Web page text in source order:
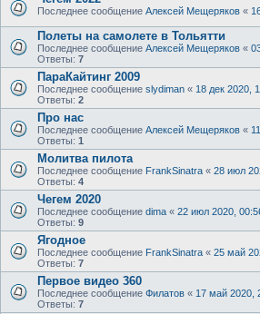
Последнее сообщение Алексей Мещеряков «
Полеты на самолете в Тольятти
Последнее сообщение Алексей Мещеряков «
Ответы: 7
ПараКайтинг 2009
Последнее сообщение slydiman « 18 дек 2020,
Ответы: 2
Про нас
Последнее сообщение Алексей Мещеряков «
Ответы: 1
Молитва пилота
Последнее сообщение FrankSinatra « 28 июл
Ответы: 4
Чегем 2020
Последнее сообщение dima « 22 июл 2020,
Ответы: 9
Ягодное
Последнее сообщение FrankSinatra « 25 май
Ответы: 7
Первое видео 360
Последнее сообщение Филатов « 17 май 2020,
Ответы: 7